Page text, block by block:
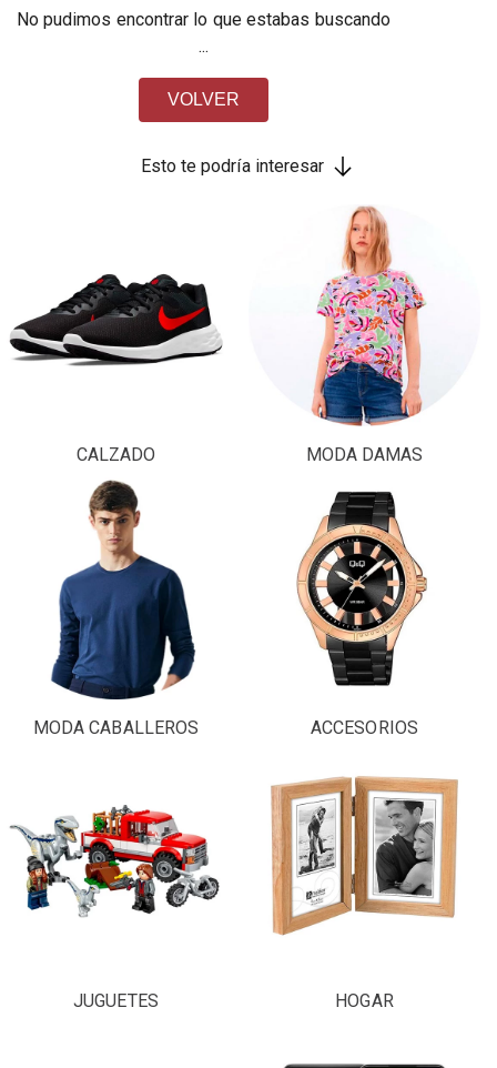
No pudimos encontrar lo que estabas buscando
...
VOLVER
Esto te podría interesar
CALZADO MODA DAMAS
MODA CABALLEROS ACCESORIOS
JUGUETES HOGAR